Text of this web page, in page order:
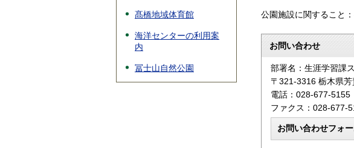
髙橋地域体育館
海洋センターの利用案
内
冨士山自然公園
公園施設に関すること
お問い合わせ
部署名：生涯学習課
〒321-3316 栃木県
電話：028-677-5155
ファクス：028-677-